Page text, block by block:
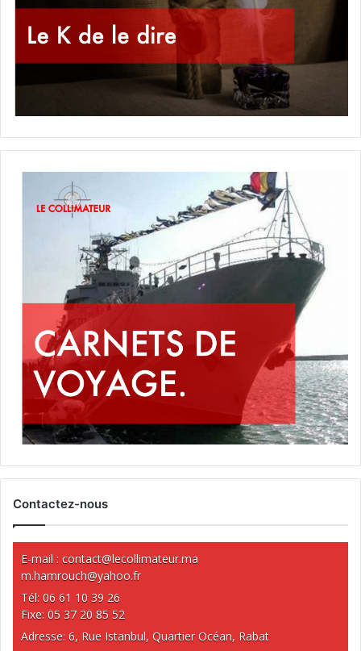
Contactez-nous
E-mail : contact@lecollimateur.ma
m.hamrouch@yahoo.fr
Tél: 06 61 10 39 26
Fixe: 05 37 20 85 52
Adresse: 6, Rue Istanbul, Quartier Océan, Rabat